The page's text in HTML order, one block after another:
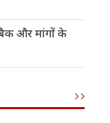
और मांगों के